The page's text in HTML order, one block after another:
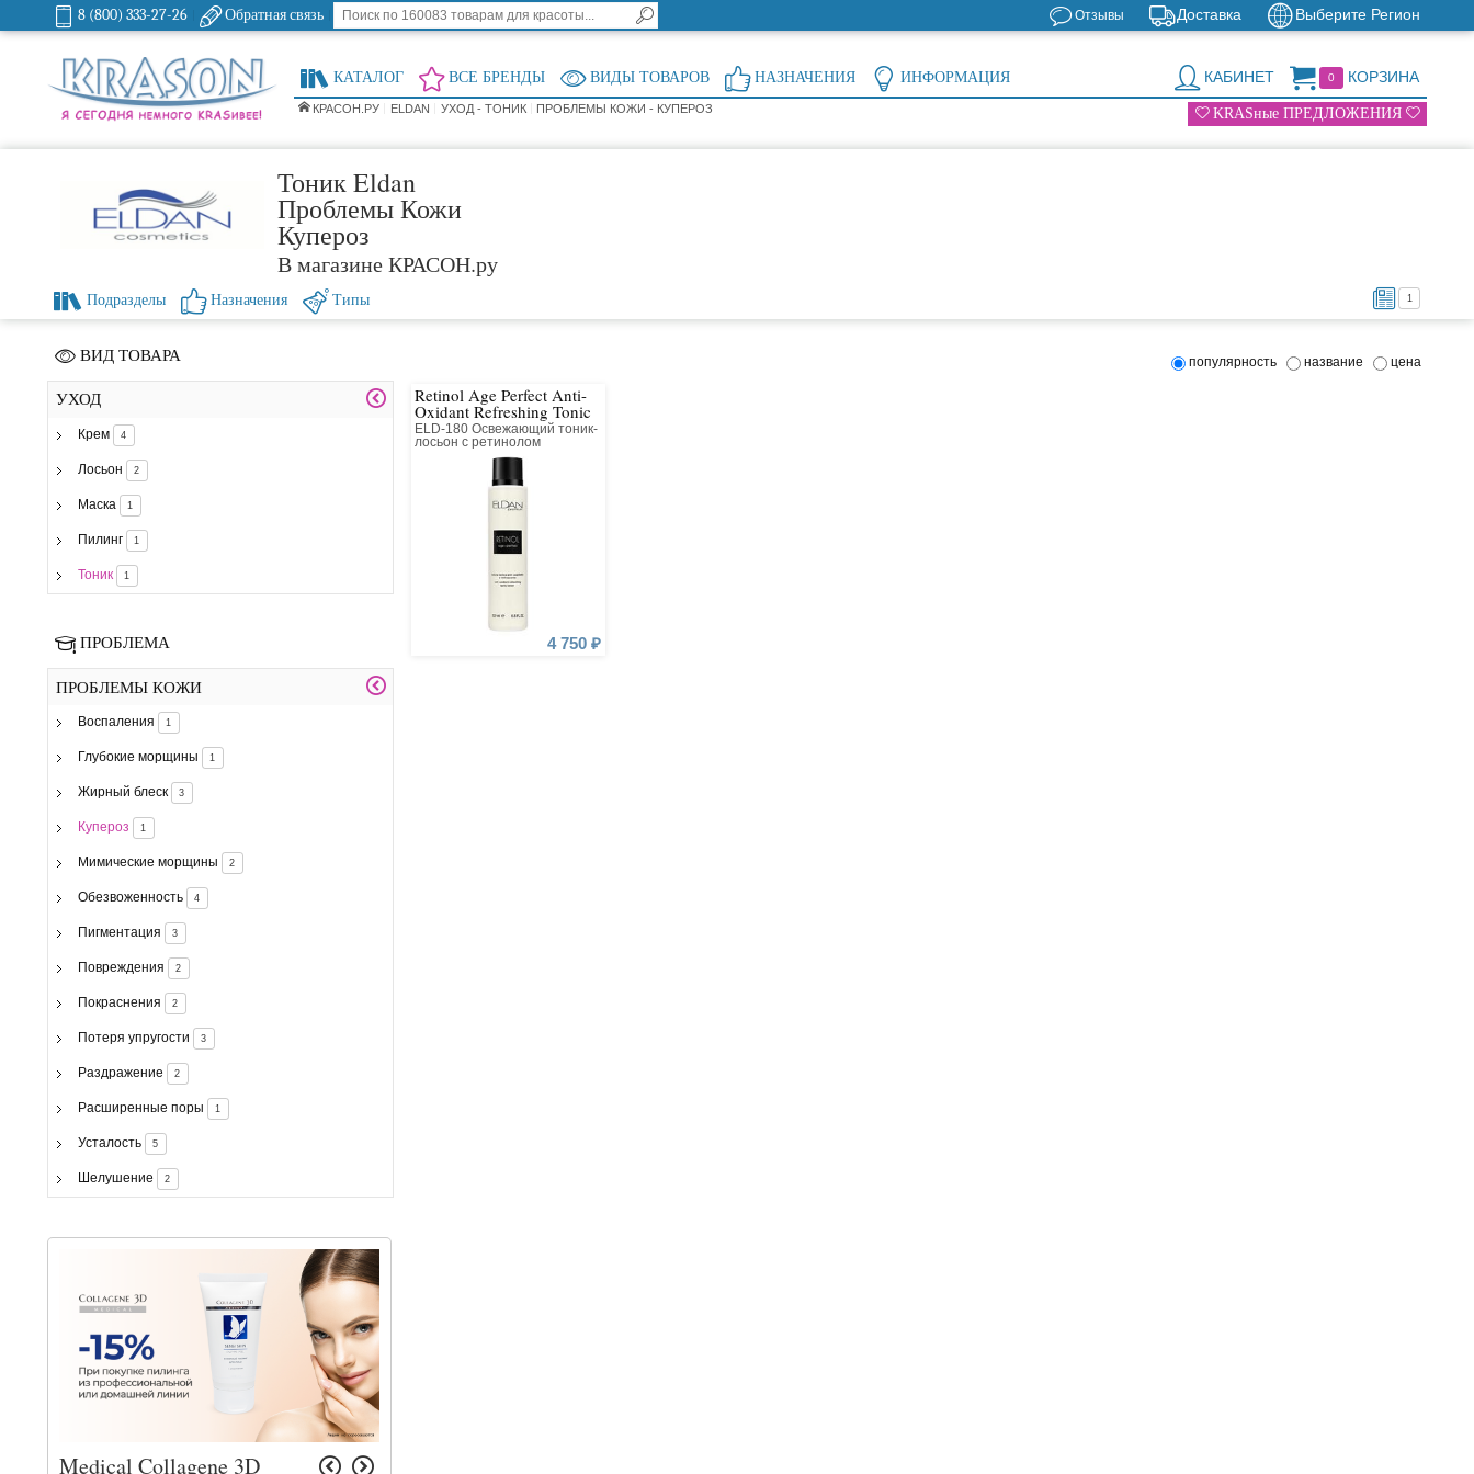
8 (800) 333-27-26 Обратная связь Выберите Регион
Доставка
Отзывы
0 КОРЗИНА
КАБИНЕТ
КАТАЛОГ ВСЕ БРЕНДЫ ВИДЫ ТОВАРОВ НАЗНАЧЕНИЯ ИНФОРМАЦИЯ
КРАСОН.РУ ELDAN УХОД - ТОНИК ПРОБЛЕМЫ КОЖИ - КУПЕРОЗ KRASные ПРЕДЛОЖЕНИЯ
Тоник Eldan
Проблемы Кожи
Купероз
В магазине КРАСОН.ру
1
Подразделы Назначения Типы
ВИД ТОВАРА
УХОД
Крем 4
Лосьон 2
Маска 1
Пилинг 1
Тоник 1
ПРОБЛЕМА
ПРОБЛЕМЫ КОЖИ
Воспаления 1
Глубокие морщины 1
Жирный блеск 3
Купероз 1
Мимические морщины 2
Обезвоженность 4
Пигментация 3
Повреждения 2
Покраснения 2
Потеря упругости 3
Раздражение 2
Расширенные поры 1
Усталость 5
Шелушение 2
Medical Collagene 3D
популярность название цена
Retinol Age Perfect Anti-
Oxidant Refreshing Tonic
Lotion 0,5%
ELD-180 Освежающий тоник-
лосьон с ретинолом
4 750 ₽